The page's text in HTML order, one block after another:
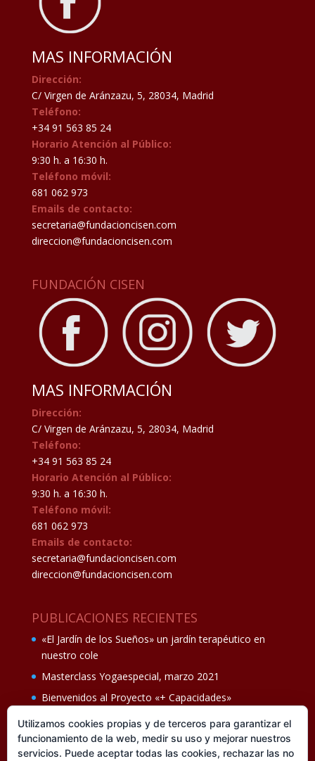
MAS INFORMACIÓN
Dirección:
C/ Virgen de Aránzazu, 5, 28034, Madrid
Teléfono:
+34 91 563 85 24
Horario Atención al Público:
9:30 h. a 16:30 h.
Teléfono móvil:
681 062 973
Emails de contacto:
secretaria@fundacioncisen.com
direccion@fundacioncisen.com
FUNDACIÓN CISEN
MAS INFORMACIÓN
Dirección:
C/ Virgen de Aránzazu, 5, 28034, Madrid
Teléfono:
+34 91 563 85 24
Horario Atención al Público:
9:30 h. a 16:30 h.
Teléfono móvil:
681 062 973
Emails de contacto:
secretaria@fundacioncisen.com
direccion@fundacioncisen.com
PUBLICACIONES RECIENTES
«El Jardín de los Sueños» un jardín terapéutico en
nuestro cole
Masterclass Yogaespecial, marzo 2021
Bienvenidos al Proyecto «+ Capacidades»
Fiesta de fin de curso Los oficios 14 de junio
Ganadores del II Programa educativo Cuídate +
Utilizamos cookies propias y de terceros para garantizar el
funcionamiento de la web, medir su uso y mejorar nuestros
servicios. Puede aceptar todas las cookies, rechazar las no